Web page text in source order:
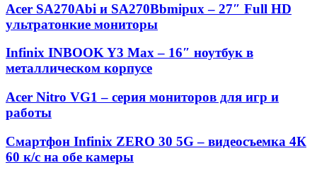
Acer SA270Abi и SA270Bbmipux – 27″ Full HD
ультратонкие мониторы
Infinix INBOOK Y3 Max – 16″ ноутбук в
металлическом корпусе
Acer Nitro VG1 – серия мониторов для игр и
работы
Смартфон Infinix ZERO 30 5G – видеосъемка 4К
60 к/с на обе камеры